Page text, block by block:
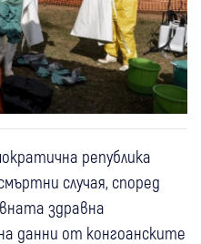
република
случая, според
здравна
данни от конгоанските